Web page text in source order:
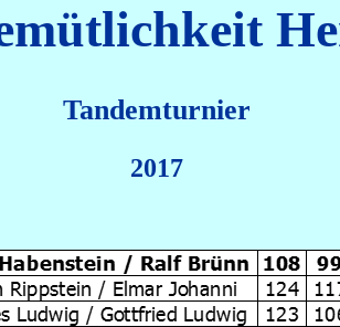
Tandemturnier
2017